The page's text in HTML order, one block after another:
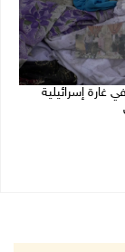
في غارة إسرائيلية